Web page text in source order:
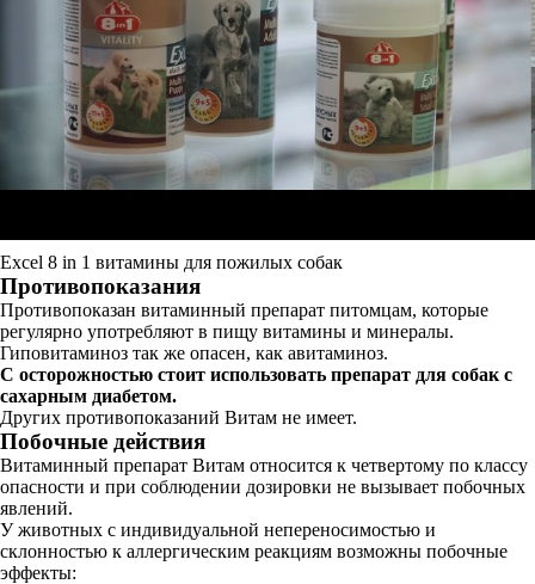
Excel 8 in 1 витамины для пожилых собак
Противопоказания
Противопоказан витаминный препарат питомцам, которые
регулярно употребляют в пищу витамины и минералы.
Гиповитаминоз так же опасен, как авитаминоз.
С осторожностью стоит использовать препарат для собак с
сахарным диабетом.
Других противопоказаний Витам не имеет.
Побочные действия
Витаминный препарат Витам относится к четвертому по классу
опасности и при соблюдении дозировки не вызывает побочных
явлений.
У животных с индивидуальной непереносимостью и
склонностью к аллергическим реакциям возможны побочные
эффекты: